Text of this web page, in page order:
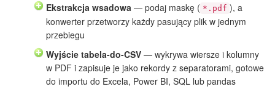
Ekstrakcja wsadowa — podaj maskę ( *.pdf ), a
konwerter przetworzy każdy pasujący plik w jednym
przebiegu
Wyjście tabela-do-CSV — wykrywa wiersze i kolumny
w PDF i zapisuje je jako rekordy z separatorami, gotowe
do importu do Excela, Power BI, SQL lub pandas